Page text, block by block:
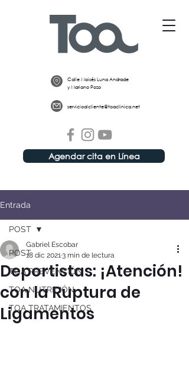
Calle Moisés Luna Andrade
y Mariano Pozo
servicioalcliente@toaclinica.net
Agendar cita en Línea
Entrada
POST
TOA PREVENCIÓN
TOA NUTRICIÓN
TOA TRATAMIENTOS
POST
Deportistas: ¡Atención!
con la Ruptura de
Ligamentos
Gabriel Escobar
18 dic 20213 min de lectura